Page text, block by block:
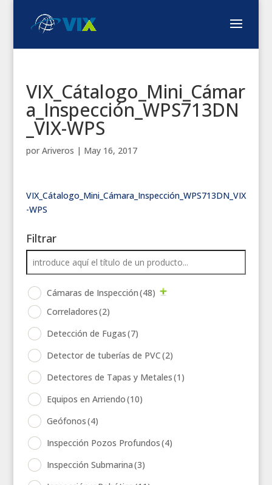
VIX_Cátalogo_Mini_Cámar
a_Inspección_WPS713DN
_VIX-WPS
por Ariveros | May 16, 2017
VIX_Cátalogo_Mini_Cámara_Inspección_WPS713DN_VIX
-WPS
Filtrar
Cámaras de Inspección(48)
Correladores(2)
Detección de Fugas(7)
Detector de tuberías de PVC(2)
Detectores de Tapas y Metales(1)
Equipos en Arriendo(10)
Geófonos(4)
Inspección Pozos Profundos(4)
Inspección Submarina(3)